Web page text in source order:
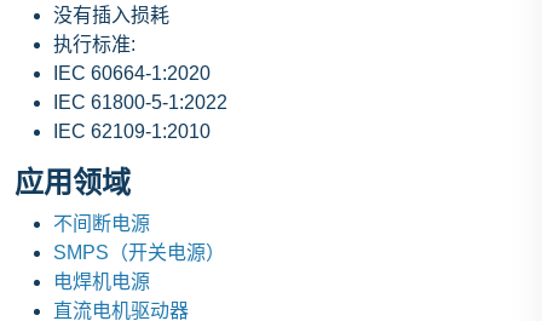
没有插入损耗
执行标准:
IEC 60664-1:2020
IEC 61800-5-1:2022
IEC 62109-1:2010
应用领域
不间断电源
SMPS（开关电源）
电焊机电源
直流电机驱动器